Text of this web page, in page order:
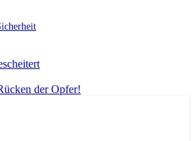
der Opfer!